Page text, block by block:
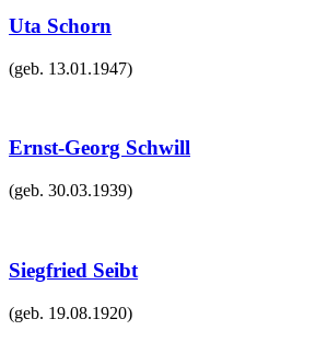
Uta Schorn
(geb. 13.01.1947)
Ernst-Georg Schwill
(geb. 30.03.1939)
Siegfried Seibt
(geb. 19.08.1920)